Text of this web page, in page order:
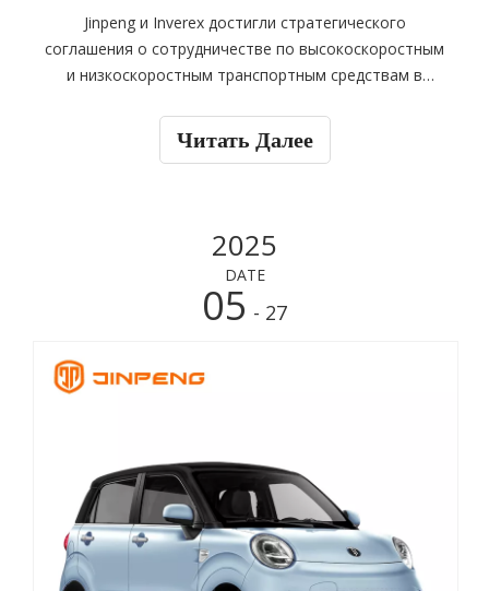
Jinpeng и Inverex достигли стратегического
соглашения о сотрудничестве по высокоскоростным
и низкоскоростным транспортным средствам в
сотрудничестве в Сючжоу. Jinpeng Group
Читать Далее
2025
DATE
05 - 27